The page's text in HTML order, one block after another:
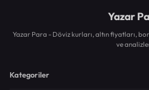
Yazar
Yazar Para - Döviz kurları, altın fiyatları,
ve
Kategoriler